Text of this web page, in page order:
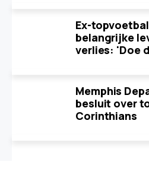
Ex-
belangrijke
verlies: 'Doe
Memphis
besluit over
Corinthians